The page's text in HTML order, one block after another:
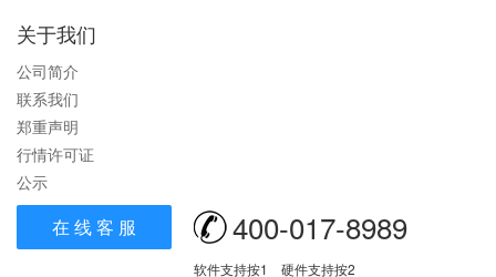
关于我们
公司简介
联系我们
郑重声明
行情许可证
公示
在 线 客 服 400-017-8989
软件支持按1 硬件支持按2